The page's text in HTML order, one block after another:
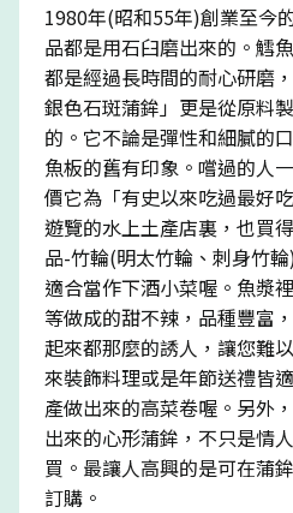
1980年(昭和55年)創業至今
品都是用石臼磨出來的。鱈
都是經過長時間的耐心研磨
銀色石斑蒲鉾」更是從原料
的。它不論是彈性和細膩的
魚板的舊有印象。嚐過的人
價它為「有史以來吃過最好
遊覽的水上土產店裏，也買
品-竹輪(明太竹輪、刺身竹
適合當作下酒小菜喔。魚漿
等做成的甜不辣，品種豐富
起來都那麼的誘人，讓您難
來裝飾料理或是年節送禮皆
產做出來的高菜卷喔。另外
出來的心形蒲鉾，不只是情
買。最讓人高興的是可在蒲
訂購。